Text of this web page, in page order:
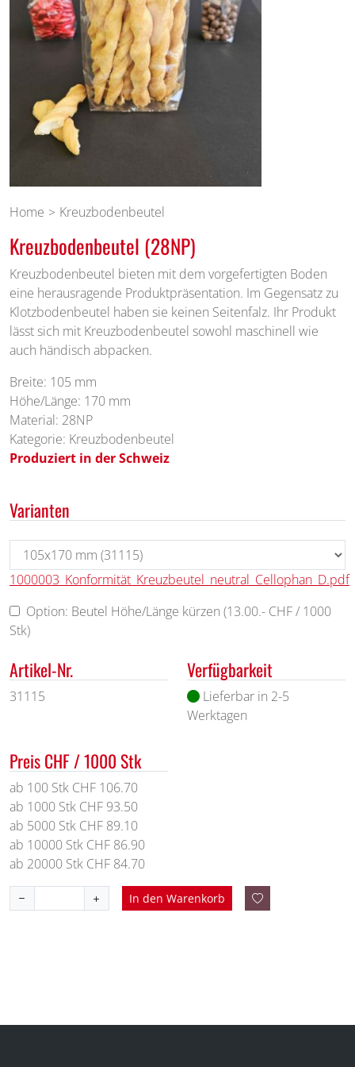
Home Kreuzbodenbeutel
Kreuzbodenbeutel (28NP)
Kreuzbodenbeutel bieten mit dem vorgefertigten Boden
eine herausragende Produktpräsentation. Im Gegensatz zu
Klotzbodenbeutel haben sie keinen Seitenfalz. Ihr Produkt
lässt sich mit Kreuzbodenbeutel sowohl maschinell wie
auch händisch abpacken.
Breite: 105 mm
Höhe/Länge: 170 mm
Material: 28NP
Kategorie: Kreuzbodenbeutel
Produziert in der Schweiz
Varianten
1000003_Konformität_Kreuzbeutel_neutral_Cellophan_D.pdf
Option: Beutel Höhe/Länge kürzen (13.00.- CHF / 1000
Stk)
Artikel-Nr.
31115
Verfügbarkeit
Lieferbar in 2-5
Werktagen
Preis CHF / 1000 Stk
ab 100 Stk CHF 106.70
ab 1000 Stk CHF 93.50
ab 5000 Stk CHF 89.10
ab 10000 Stk CHF 86.90
ab 20000 Stk CHF 84.70
In den Warenkorb